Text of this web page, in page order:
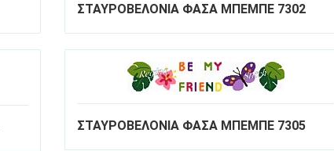
ΣΤΑΥΡΟΒΕΛΟΝΙΑ ΦΑΣΑ ΜΠΕΜΠΕ 7302
ΣΤΑΥΡΟΒΕΛΟΝΙΑ ΦΑΣΑ ΜΠΕΜΠΕ 7305